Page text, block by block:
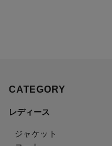
CATEGORY
レディース
ジャケット